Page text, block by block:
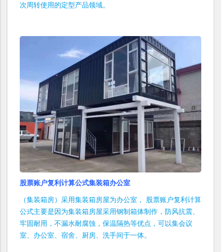
次周转使用的定型产品领域。
股票账户复利计算公式集装箱办公室
（集装箱房）采用集装箱房屋为办公室， 股票账户复利计算
公式主要是因为集装箱房屋采用钢制箱体制作，防风抗震、
牢固耐用，不漏水耐腐蚀，保温隔热等优点，可以集会议
室、办公室、宿舍、厨房、洗手间于一体。